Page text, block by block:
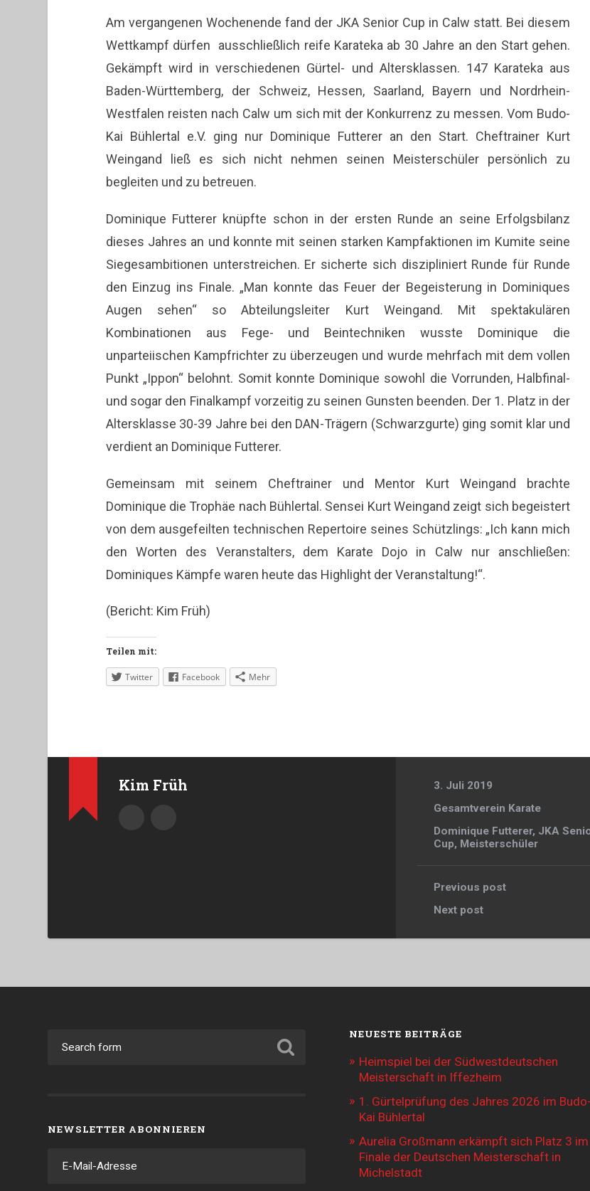
Am vergangenen Wochenende fand der JKA Senior Cup in Calw statt. Bei diesem
Wettkampf dürfen ausschließlich reife Karateka ab 30 Jahre an den Start gehen.
Gekämpft wird in verschiedenen Gürtel- und Altersklassen. 147 Karateka aus
Baden-Württemberg, der Schweiz, Hessen, Saarland, Bayern und Nordrhein-
Westfalen reisten nach Calw um sich mit der Konkurrenz zu messen. Vom Budo-
Kai Bühlertal e.V. ging nur Dominique Futterer an den Start. Cheftrainer Kurt
Weingand ließ es sich nicht nehmen seinen Meisterschüler persönlich zu
begleiten und zu betreuen.
Dominique Futterer knüpfte schon in der ersten Runde an seine Erfolgsbilanz
dieses Jahres an und konnte mit seinen starken Kampfaktionen im Kumite seine
Siegesambitionen unterstreichen. Er sicherte sich diszipliniert Runde für Runde
den Einzug ins Finale. „Man konnte das Feuer der Begeisterung in Dominiques
Augen sehen“ so Abteilungsleiter Kurt Weingand. Mit spektakulären
Kombinationen aus Fege- und Beintechniken wusste Dominique die
unparteiischen Kampfrichter zu überzeugen und wurde mehrfach mit dem vollen
Punkt „Ippon“ belohnt. Somit konnte Dominique sowohl die Vorrunden, Halbfinal-
und sogar den Finalkampf vorzeitig zu seinen Gunsten beenden. Der 1. Platz in der
Altersklasse 30-39 Jahre bei den DAN-Trägern (Schwarzgurte) ging somit klar und
verdient an Dominique Futterer.
Gemeinsam mit seinem Cheftrainer und Mentor Kurt Weingand brachte
Dominique die Trophäe nach Bühlertal. Sensei Kurt Weingand zeigt sich begeistert
von dem ausgefeilten technischen Repertoire seines Schützlings: „Ich kann mich
den Worten des Veranstalters, dem Karate Dojo in Calw nur anschließen:
Dominiques Kämpfe waren heute das Highlight der Veranstaltung!“.
(Bericht: Kim Früh)
Teilen mit:
Twitter Facebook Mehr
Kim Früh
3. Juli 2019
Gesamtverein Karate
Dominique Futterer, JKA
Cup, Meisterschüler
Previous post
Next post
NEWSLETTER ABONNIEREN
Mail-
NEUESTE BEITRÄGE
Heimspiel bei der Südwestdeutschen
Meisterschaft in Iffezheim
1. Gürtelprüfung des Jahres 2026 im Budo-
Kai Bühlertal
Aurelia Großmann erkämpft sich Platz 3 im
Finale der Deutschen Meisterschaft in
Michelstadt